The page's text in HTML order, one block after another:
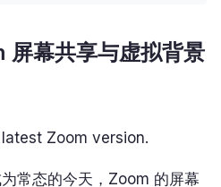
屏幕共享与虚拟背景
Zoom version.
常态的今天，Zoom 的屏幕